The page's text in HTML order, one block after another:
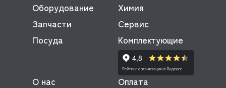
Оборудование
Запчасти
Посуда
Химия
Сервис
Комплектующие
О нас
Оплата